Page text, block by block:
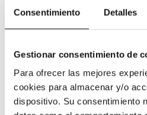
Consentimiento Detalles
Gestionar consentimiento de
Para ofrecer las mejores
cookies para almacenar y/o
dispositivo. Su consentimiento
Complemento Alimenticio para
Netisum VPT 60 caps
11,31 €